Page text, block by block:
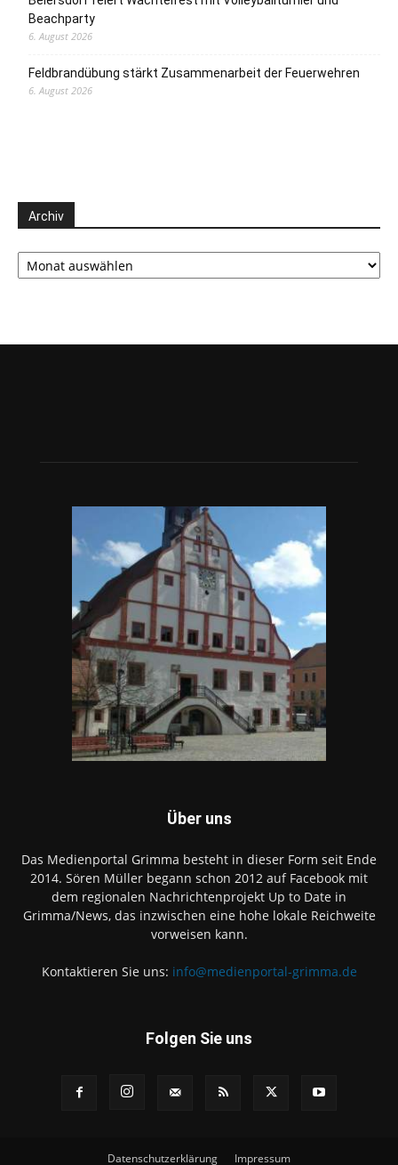
Beachparty
6. August 2026
Feldbrandübung stärkt Zusammenarbeit der Feuerwehren
6. August 2026
Archiv
Archiv
Über uns
Das Medienportal Grimma besteht in dieser Form seit Ende
2014. Sören Müller begann schon 2012 auf Facebook mit
dem regionalen Nachrichtenprojekt Up to Date in
Grimma/News, das inzwischen eine hohe lokale Reichweite
vorweisen kann.
Kontaktieren Sie uns: info@medienportal-grimma.de
Folgen Sie uns
Datenschutzerklärung Impressum